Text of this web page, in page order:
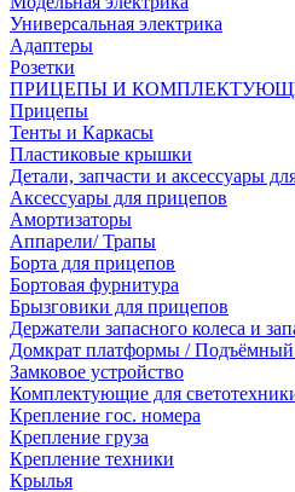
Универсальная электрика
Адаптеры
Розетки
ПРИЦЕПЫ И
Прицепы
Тенты и Каркасы
Пластиковые крышки
Детали, запчасти и аксессуары
Аксессуары для прицепов
Амортизаторы
Аппарели/ Трапы
Борта для прицепов
Бортовая фурнитура
Брызговики для прицепов
Держатели запасного колеса и
Домкрат платформы /
Замковое устройство
Комплектующие для
Крепление гос. номера
Крепление груза
Крепление техники
Крылья